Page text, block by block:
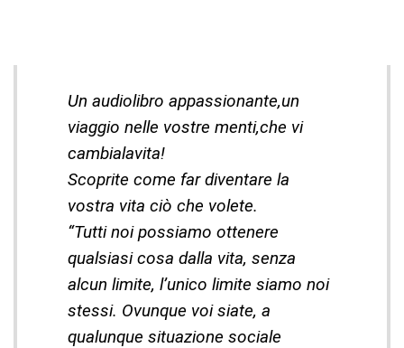
Un audiolibro appassionante,un
viaggio nelle vostre menti,che vi
cambialavita!
Scoprite come far diventare la
vostra vita ciò che volete.
“Tutti noi possiamo ottenere
qualsiasi cosa dalla vita, senza
alcun limite, l’unico limite siamo noi
stessi. Ovunque voi siate, a
qualunque situazione sociale